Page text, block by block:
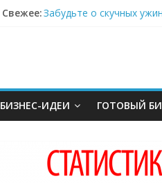
Свежее:Забудьте о скучных
БИЗНЕС-ИДЕИ ГОТОВЫЙ